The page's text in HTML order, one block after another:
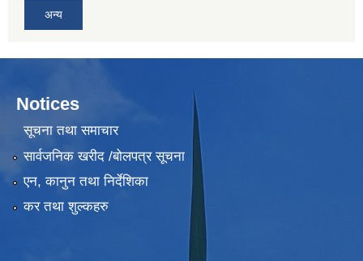
अन्य
Notices
सूचना तथा समाचार
सार्वजनिक खरीद /बोलपत्र सूचना
एन, कानुन तथा निर्देशिका
कर तथा शुल्कहरु